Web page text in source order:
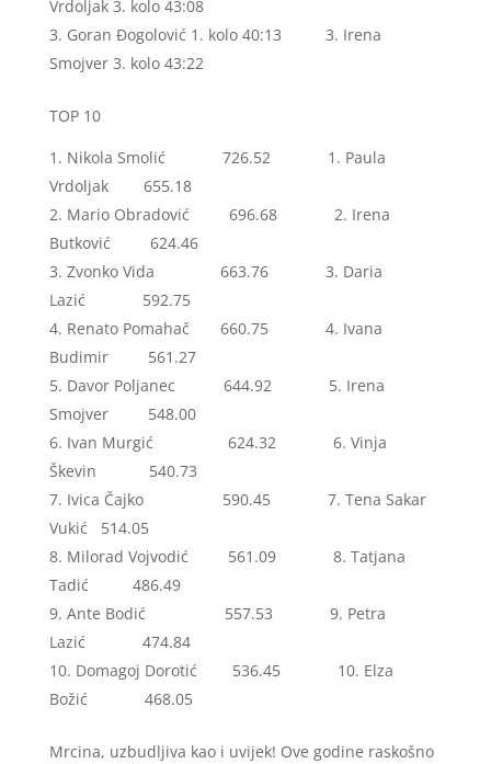
Vrdoljak 3. kolo 43:08
Goran Đogolović 1. kolo 40:13 3. Irena
Smojver 3. kolo 43:22
TOP 10
Nikola Smolić 726.52 1. Paula
Vrdoljak 655.18
Mario Obradović 696.68 2. Irena
Butković 624.46
Zvonko Vida 663.76 3. Daria
Lazić 592.75
Renato Pomahač 660.75 4. Ivana
Budimir 561.27
Davor Poljanec 644.92 5. Irena
Smojver 548.00
Ivan Murgić 624.32 6. Vinja
Škevin 540.73
Ivica Čajko 590.45 7. Tena Sakar
Vukić 514.05
Milorad Vojvodić 561.09 8. Tatjana
Tadić 486.49
Ante Bodić 557.53 9. Petra
Lazić 474.84
Domagoj Dorotić 536.45 10. Elza
Božić 468.05
Mrcina, uzbudljiva kao i uvijek! Ove godine raskošno